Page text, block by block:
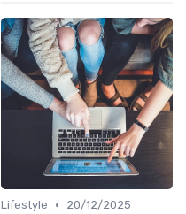
Lifestyle •
20/12/2025